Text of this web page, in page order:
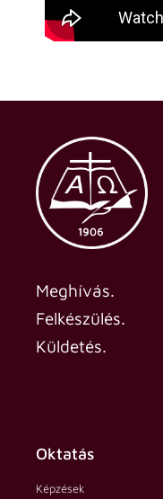
Meghívás.
Felkészülés.
Küldetés.
Oktatás
Képzések